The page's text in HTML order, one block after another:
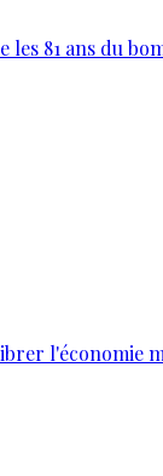
les 81 ans du
l'économie